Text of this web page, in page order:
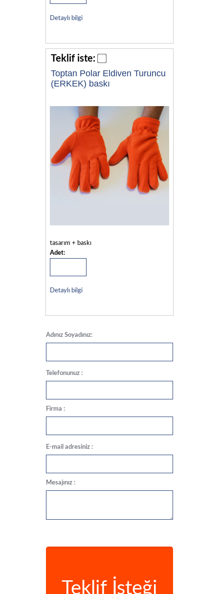
Detaylı bilgi
Teklif iste:
Toptan Polar Eldiven Turuncu
(ERKEK) baskı
tasarım + baskı
Adet:
Detaylı bilgi
Adınız Soyadınız:
Telefonunuz :
Firma :
E-mail adresiniz :
Mesajınız :
Teklif İsteği